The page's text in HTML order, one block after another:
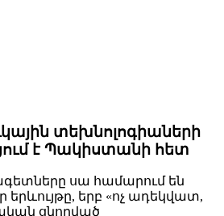
տեխնոլոգիաների
է Պակիստանի հետ
սա համարում են
երբ «ոչ ադեկվատ,
ցնորված